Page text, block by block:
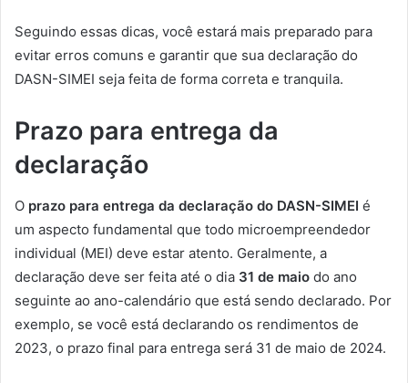
Seguindo essas dicas, você estará mais preparado para
evitar erros comuns e garantir que sua declaração do
DASN-SIMEI seja feita de forma correta e tranquila.
Prazo para entrega da
declaração
O prazo para entrega da declaração do DASN-SIMEI é
um aspecto fundamental que todo microempreendedor
individual (MEI) deve estar atento. Geralmente, a
declaração deve ser feita até o dia 31 de maio do ano
seguinte ao ano-calendário que está sendo declarado. Por
exemplo, se você está declarando os rendimentos de
2023, o prazo final para entrega será 31 de maio de 2024.